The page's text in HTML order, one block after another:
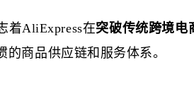
着AliExpress在突破传统跨境电
的商品供应链和服务体系。